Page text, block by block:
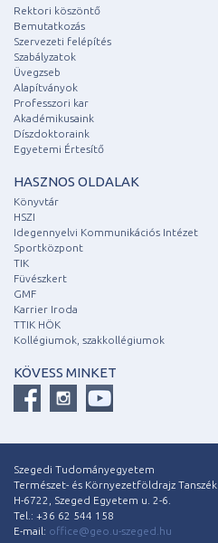
Rektori köszöntő
Bemutatkozás
Szervezeti felépítés
Szabályzatok
Üvegzseb
Alapítványok
Professzori kar
Akadémikusaink
Díszdoktoraink
Egyetemi Értesítő
HASZNOS OLDALAK
Könyvtár
HSZI
Idegennyelvi Kommunikációs Intézet
Sportközpont
TIK
Füvészkert
GMF
Karrier Iroda
TTIK HÖK
Kollégiumok, szakkollégiumok
KÖVESS MINKET
Szegedi Tudományegyetem
Természet- és Környezetföldrajz Tanszék
H-6722, Szeged Egyetem u. 2-6.
Tel.: +36 62 544 158
E-mail: office@geo.u-szeged.hu